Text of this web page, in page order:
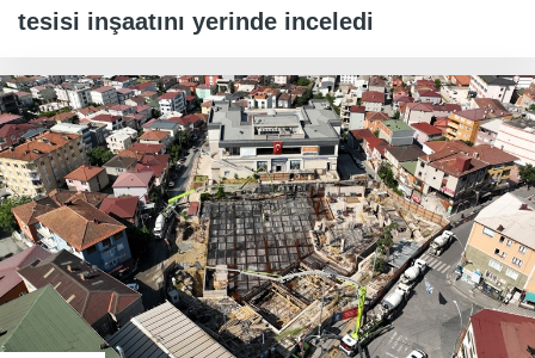
tesisi inşaatını yerinde inceledi